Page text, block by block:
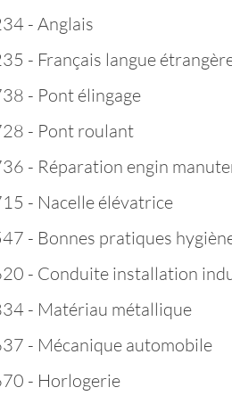
- Anglais
- Français langue
- Pont élingage
- Pont roulant
- Réparation engin
- Nacelle élévatrice
- Bonnes pratiques
- Conduite installation
- Matériau métallique
- Mécanique automobile
- Horlogerie